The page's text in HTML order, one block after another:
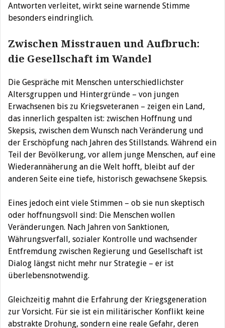
Antworten verleitet, wirkt seine warnende Stimme
besonders eindringlich.
Zwischen Misstrauen und Aufbruch:
die Gesellschaft im Wandel
Die Gespräche mit Menschen unterschiedlichster
Altersgruppen und Hintergründe – von jungen
Erwachsenen bis zu Kriegsveteranen – zeigen ein Land,
das innerlich gespalten ist: zwischen Hoffnung und
Skepsis, zwischen dem Wunsch nach Veränderung und
der Erschöpfung nach Jahren des Stillstands. Während ein
Teil der Bevölkerung, vor allem junge Menschen, auf eine
Wiederannäherung an die Welt hofft, bleibt auf der
anderen Seite eine tiefe, historisch gewachsene Skepsis.
Eines jedoch eint viele Stimmen – ob sie nun skeptisch
oder hoffnungsvoll sind: Die Menschen wollen
Veränderungen. Nach Jahren von Sanktionen,
Währungsverfall, sozialer Kontrolle und wachsender
Entfremdung zwischen Regierung und Gesellschaft ist
Dialog längst nicht mehr nur Strategie – er ist
überlebensnotwendig.
Gleichzeitig mahnt die Erfahrung der Kriegsgeneration
zur Vorsicht. Für sie ist ein militärischer Konflikt keine
abstrakte Drohung, sondern eine reale Gefahr, deren